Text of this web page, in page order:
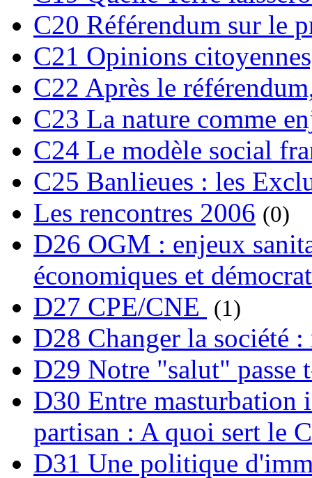
C20 Référendum sur le
C21 Opinions
C22 Après le
C23 La nature comme
C24 Le modèle social
C25 Banlieues : les
Les rencontres 2006 (0)
D26 OGM : enjeux
économiques et
D27 CPE/CNE
(1)
D28 Changer la société
D29 Notre "salut" passe
D30 Entre masturbation
partisan : A quoi sert le
D31 Une politique